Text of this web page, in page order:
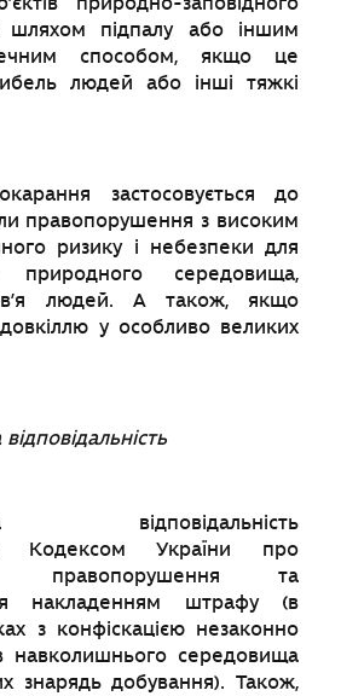
шляхом підпалу або іншим
способом, якщо це
людей або інші тяжкі
застосовується до
правопорушення з високим
ризику і небезпеки для
природного середовища,
людей. А також, якщо
у особливо великих
відповідальність
Кодексом України про
правопорушення та
накладенням штрафу (в
з конфіскацією незаконно
навколишнього середовища
знарядь добування). Також,